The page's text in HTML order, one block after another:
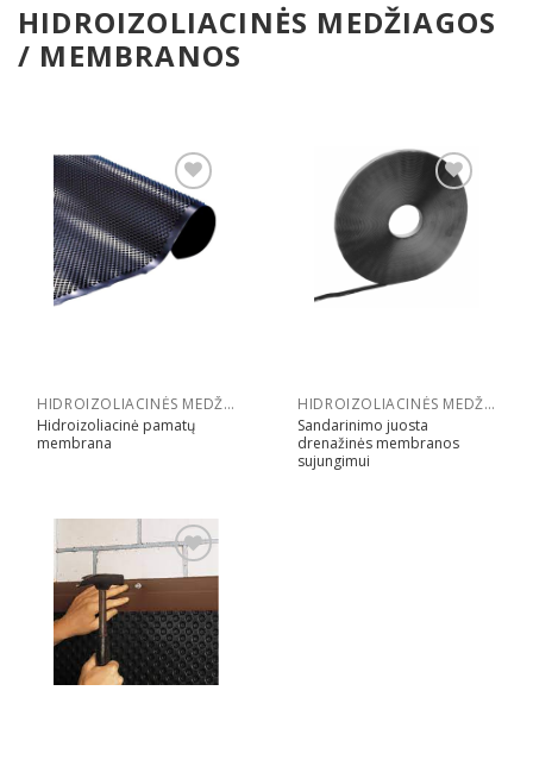
HIDROIZOLIACINĖS MEDŽIAGOS
/ MEMBRANOS
Pridėti
HIDROIZOLIACINĖS MEDŽIAGOS
Hidroizoliacinė pamatų
membrana
Pridėti
HIDROIZOLIACINĖS MEDŽIAGOS
Sandarinimo juosta
drenažinės membranos
sujungimui
Pridėti